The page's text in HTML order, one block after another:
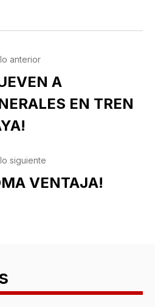
anterior
A
EN TREN
siguiente
VENTAJA!